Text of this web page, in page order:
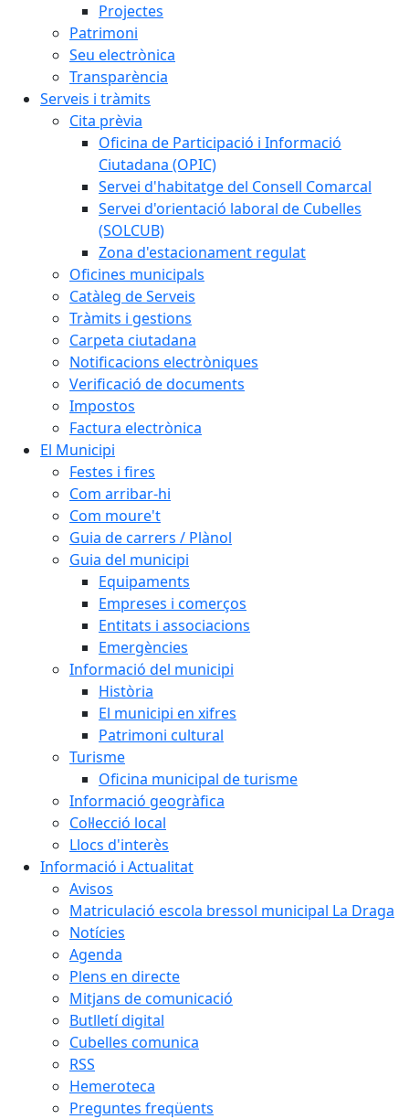
Projectes
Patrimoni
Seu electrònica
Transparència
Serveis i tràmits
Cita prèvia
Oficina de Participació i Informació
Ciutadana (OPIC)
Servei d'habitatge del Consell Comarcal
Servei d'orientació laboral de Cubelles
(SOLCUB)
Zona d'estacionament regulat
Oficines municipals
Catàleg de Serveis
Tràmits i gestions
Carpeta ciutadana
Notificacions electròniques
Verificació de documents
Impostos
Factura electrònica
El Municipi
Festes i fires
Com arribar-hi
Com moure't
Guia de carrers / Plànol
Guia del municipi
Equipaments
Empreses i comerços
Entitats i associacions
Emergències
Informació del municipi
Història
El municipi en xifres
Patrimoni cultural
Turisme
Oficina municipal de turisme
Informació geogràfica
Col·lecció local
Llocs d'interès
Informació i Actualitat
Avisos
Matriculació escola bressol municipal La Draga
Notícies
Agenda
Plens en directe
Mitjans de comunicació
Butlletí digital
Cubelles comunica
RSS
Hemeroteca
Preguntes freqüents